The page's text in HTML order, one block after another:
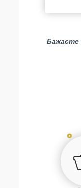
Бажаєте